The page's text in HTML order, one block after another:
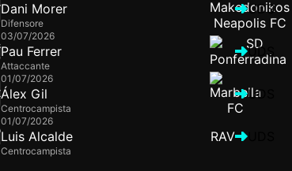
Dani Morer
Difensore
UDS
03/07/2026
Pau Ferrer
Attaccante
UDS
01/07/2026
Álex Gil
Centrocampista
UDS
01/07/2026
Luis Alcalde
Centrocampista
RAV